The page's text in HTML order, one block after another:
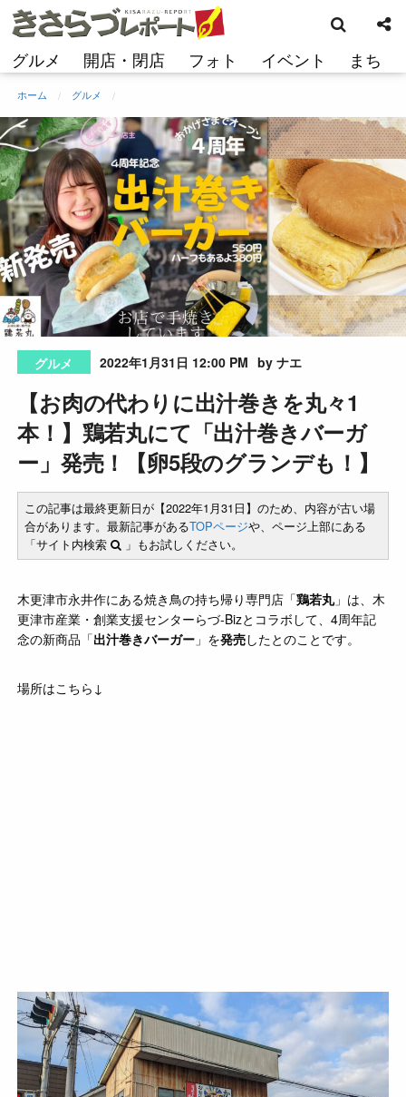
コ
ン
ン
へ
ス
キ
ッ
プ
グルメ 開店・閉店 フォト イベント まち
索
ホーム グルメ
グルメ 2022年1月31日 12:00 PM by ナエ
【お肉の代わりに出汁巻きを丸々1
本！】鶏若丸にて「出汁巻きバーガ
ー」発売！【卵5段のグランデも！】
この記事は最終更新日が【2022年1月31日】のため、内容が古い場
合があります。最新記事があるTOPページや、ページ上部にある
「サイト内検索
」もお試しください。
木更津市永井作にある焼き鳥の持ち帰り専門店「鶏若丸」は、木
更津市産業・創業支援センターらづ-Bizとコラボして、4周年記
念の新商品「出汁巻きバーガー 」を発売したとのことです。
場所はこちら↓